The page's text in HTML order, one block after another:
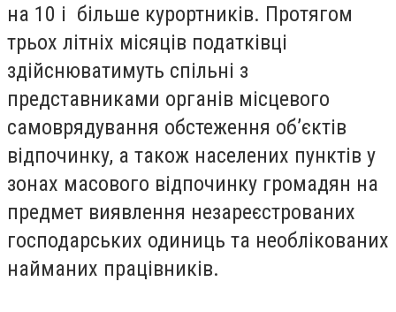
на 10 і більше курортників. Протягом
трьох літніх місяців податківці
здійснюватимуть спільні з
представниками органів місцевого
самоврядування обстеження об’єктів
відпочинку, а також населених пунктів у
зонах масового відпочинку громадян на
предмет виявлення незареєстрованих
господарських одиниць та необлікованих
найманих працівників.